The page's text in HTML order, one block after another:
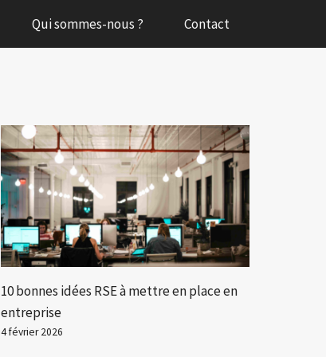
Qui sommes-nous ? Contact
10 bonnes idées RSE à mettre en place en
entreprise
4 février 2026